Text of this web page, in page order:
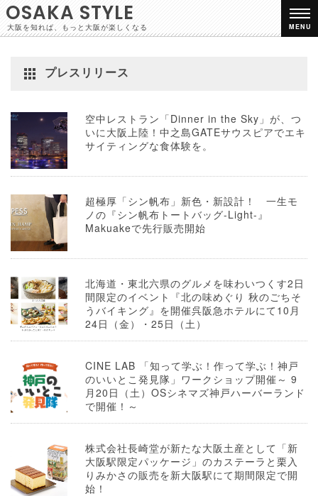
OSAKA STYLE
大阪を知れば、もっと大阪が楽しくなる MENU
プレスリリース
空中レストラン「Dinner in the Sky」が、つ
いに大阪上陸！中之島GATEサウスピアでエキ
サイティングな食体験を。
超極厚「シン帆布」新色・新設計！ 一生モ
ノの『シン帆布トートバッグ-Light-』
Makuakeで先行販売開始
北海道・東北六県のグルメを味わいつくす2日
間限定のイベント『北の味めぐり 秋のごちそ
うバイキング』を開催呉阪急ホテルにて10月
24日（金）・25日（土）
CINE LAB 「知って学ぶ！作って学ぶ！神戸
のいいとこ発見隊」ワークショップ開催～ 9
月20日（土）OSシネマズ神戸ハーバーランド
で開催！～
株式会社長崎堂が新たな大阪土産として「新
大阪駅限定パッケージ」のカステーラと栗入
りみかさの販売を新大阪駅にて期間限定で開
始！